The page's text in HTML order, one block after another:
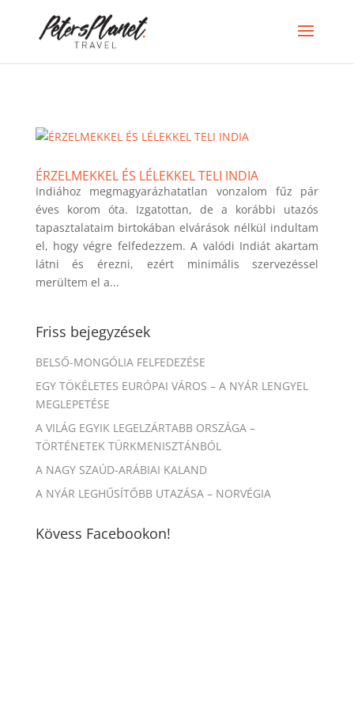
ÉRZELMEKKEL ÉS LÉLEKKEL TELI INDIA
Indiához megmagyarázhatatlan vonzalom fűz pár
éves korom óta. Izgatottan, de a korábbi utazós
tapasztalataim birtokában elvárások nélkül indultam
el, hogy végre felfedezzem. A valódi Indiát akartam
látni és érezni, ezért minimális szervezéssel
merültem el a...
Friss bejegyzések
BELSŐ-MONGÓLIA FELFEDEZÉSE
EGY TÖKÉLETES EURÓPAI VÁROS – A NYÁR LENGYEL
MEGLEPETÉSE
A VILÁG EGYIK LEGELZÁRTABB ORSZÁGA –
TÖRTÉNETEK TÜRKMENISZTÁNBÓL
A NAGY SZAÚD-ARÁBIAI KALAND
A NYÁR LEGHŰSÍTŐBB UTAZÁSA – NORVÉGIA
Kövess Facebookon!